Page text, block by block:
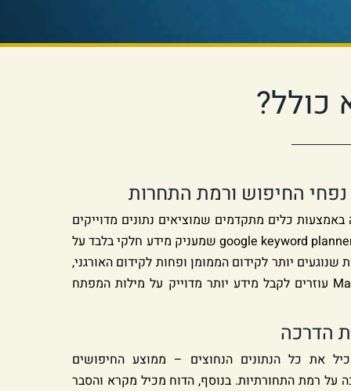
כולל?
נפחי החיפוש ורמת התחרות
כלים מתקדמים שמוציאים נתונים מדוייקים
על מילות המפתח. בניגוד לgoogle keyword planner שמעניק מידע חלקי בלבד על
יותר לקידום הממומן ופחות לקידום האורגני,
כלים כמו ahrefs וMangools עוזרים לקבל מידע יותר מדוייק על מילות המפתח
הדרכה
את כל הנתונים הנחוצים – ממוצע החיפושים
על רמת התחורתיות. בנוסף, הדוח מכיל מקרא והסבר